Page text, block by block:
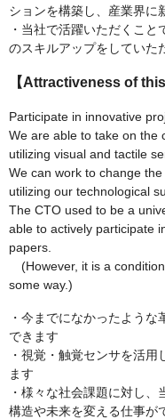
ションを構築し、産業界に
・当社で活躍いただくこ
のスキルアップをしていた
【Attractiveness of
Participate in innovative
We are able to take on the
utilizing visual and tactile
We can work to change
utilizing our technological
The CTO used to be a
able to actively participate
papers.
(However, it is a
some way.)
・今までになかったよう
できます
・視覚・触覚センサを活
ます
・様々な社会課題に対し
構造や未来を変える仕事が